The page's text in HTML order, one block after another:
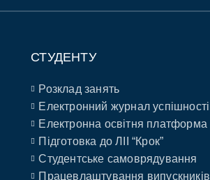
СТУДЕНТУ
Розклад занять
Електронний журнал успішності
Електронна освітня платформа
Підготовка до ЛІІ “Крок”
Студентське самоврядування
Працевлаштування випускників